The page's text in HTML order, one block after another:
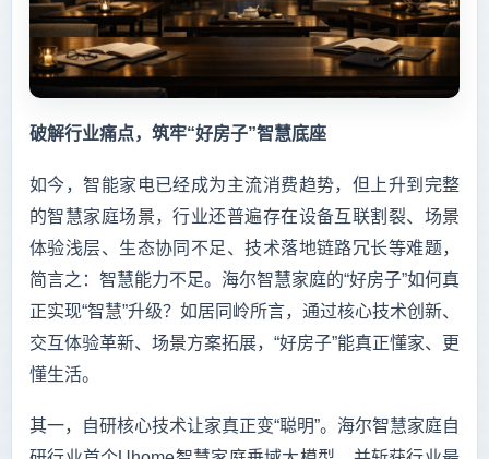
破解行业痛点，筑牢“好房子”智慧底座
如今，智能家电已经成为主流消费趋势，但上升到完整
的智慧家庭场景，行业还普遍存在设备互联割裂、场景
体验浅层、生态协同不足、技术落地链路冗长等难题，
简言之：智慧能力不足。海尔智慧家庭的“好房子”如何真
正实现“智慧”升级？如居同岭所言，通过核心技术创新、
交互体验革新、场景方案拓展，“好房子”能真正懂家、更
懂生活。
其一，自研核心技术让家真正变“聪明”。海尔智慧家庭自